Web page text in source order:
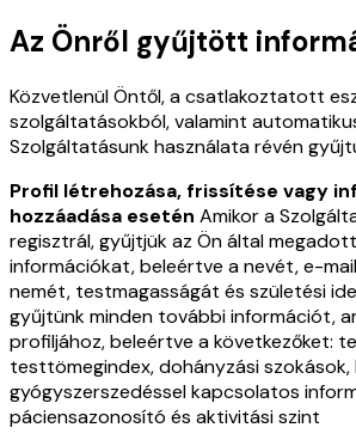
Az Önről gyűjtött
Közvetlenül Öntől, a csatlakoztatott
szolgáltatásokból, valamint
Szolgáltatásunk használata révén
Profil létrehozása, frissítése vagy
hozzáadása esetén Amikor a
regisztrál, gyűjtjük az Ön által
információkat, beleértve a nevét, e-
nemét, testmagasságát és születési
gyűjtünk minden további információt,
profiljához, beleértve a következőket:
testtömegindex, dohányzási szokások,
gyógyszerszedéssel kapcsolatos
páciensazonosító és aktivitási szint